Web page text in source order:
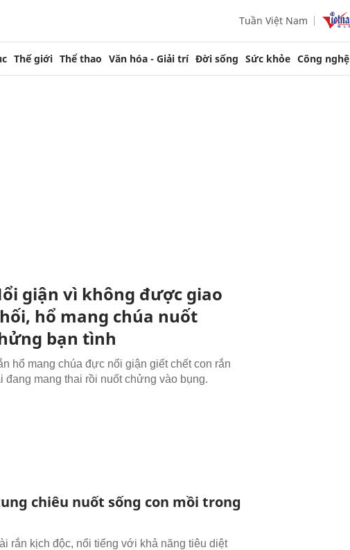
Tuần Việt Nam
Thế giới Thể thao Văn hóa - Giải trí Đời sống Sức khỏe Công nghệ
giận vì không được giao
hổ mang chúa nuốt
bạn tình
hổ mang chúa đực nổi giận giết chết con rắn
đang mang thai rồi nuốt chửng vào bụng.
chiêu nuốt sống con mồi trong
rắn kịch độc, nổi tiếng với khả năng tiêu diệt